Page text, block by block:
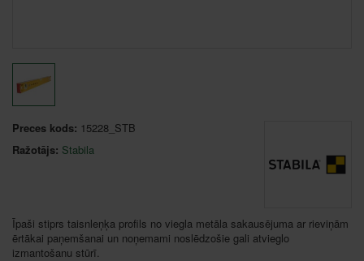
Preces kods: 15228_STB
Ražotājs: Stabila
Īpaši stiprs taisnleņķa profils no viegla metāla sakausējuma ar rieviņām
ērtākai paņemšanai un noņemami noslēdzošie gali atvieglo
izmantošanu stūrī.